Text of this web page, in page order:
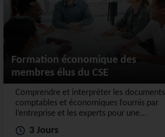
Formation économique des
membres élus du CSE
Comprendre et interpréter les documents
comptables et économiques fournis par
l’entreprise et les experts pour une...
3 Jours